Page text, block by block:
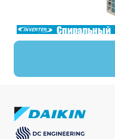
Спиральный